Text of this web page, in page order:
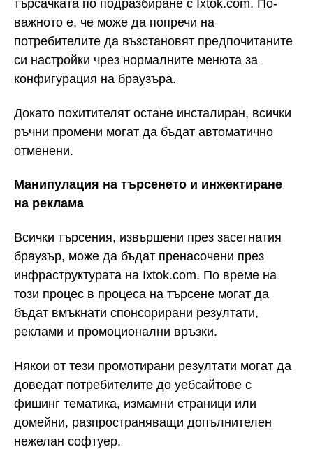
търсачката по подразбиране с Ixtok.com. По-
важното е, че може да попречи на
потребителите да възстановят предпочитаните
си настройки чрез нормалните менюта за
конфигурация на браузъра.
Докато похитителят остане инсталиран, всички
ръчни промени могат да бъдат автоматично
отменени.
Манипулация на търсенето и инжектиране
на реклама
Всички търсения, извършени през засегнатия
браузър, може да бъдат пренасочени през
инфраструктурата на Ixtok.com. По време на
този процес в процеса на търсене могат да
бъдат вмъкнати спонсорирани резултати,
реклами и промоционални връзки.
Някои от тези промотирани резултати могат да
доведат потребителите до уебсайтове с
фишинг тематика, измамни страници или
домейни, разпространяващи допълнителен
нежелан софтуер.